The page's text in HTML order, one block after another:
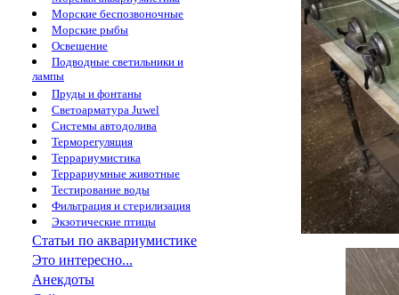
Морские беспозвоночные
Морские рыбы
Освещение
Подводные светильники и
лампы
Пруды и фонтаны
Светоарматура Juwel
Системы автодолива
Терморегуляция
Террариумистика
Террариумные животные
Тестирование воды
Фильтрация и стерилизация
Экзотические птицы
Статьи по аквариумистике
Это интересно...
Анекдоты